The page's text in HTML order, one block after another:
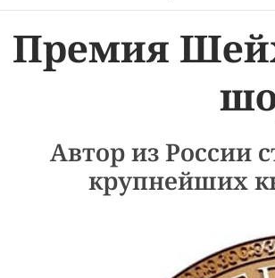
Премия
Автор из России
крупнейших